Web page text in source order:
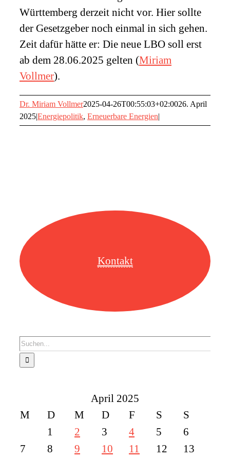
Württemberg derzeit nicht vor. Hier sollte
der Gesetzgeber noch einmal in sich gehen.
Zeit dafür hätte er: Die neue LBO soll erst
ab dem 28.06.2025 gelten (Miriam
Vollmer).
Dr. Miriam Vollmer2025-04-26T00:55:03+02:0026. April
2025|Energiepolitik, Erneuerbare Energien|
Kontakt
Suche
nach:
April 2025
M
D M D F S
S
1
2 3 4 5
6
7
8 9 10 11 12
13